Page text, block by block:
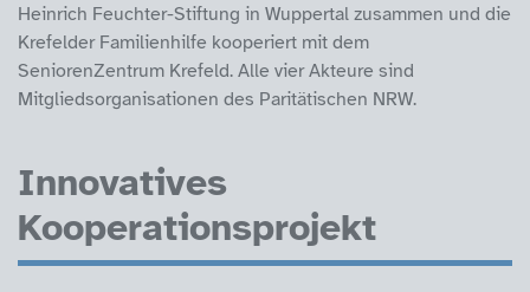
Heinrich Feuchter-Stiftung in Wuppertal zusammen und die
Krefelder Familienhilfe kooperiert mit dem
SeniorenZentrum Krefeld. Alle vier Akteure sind
Mitgliedsorganisationen des Paritätischen NRW.
Innovatives
Kooperationsprojekt